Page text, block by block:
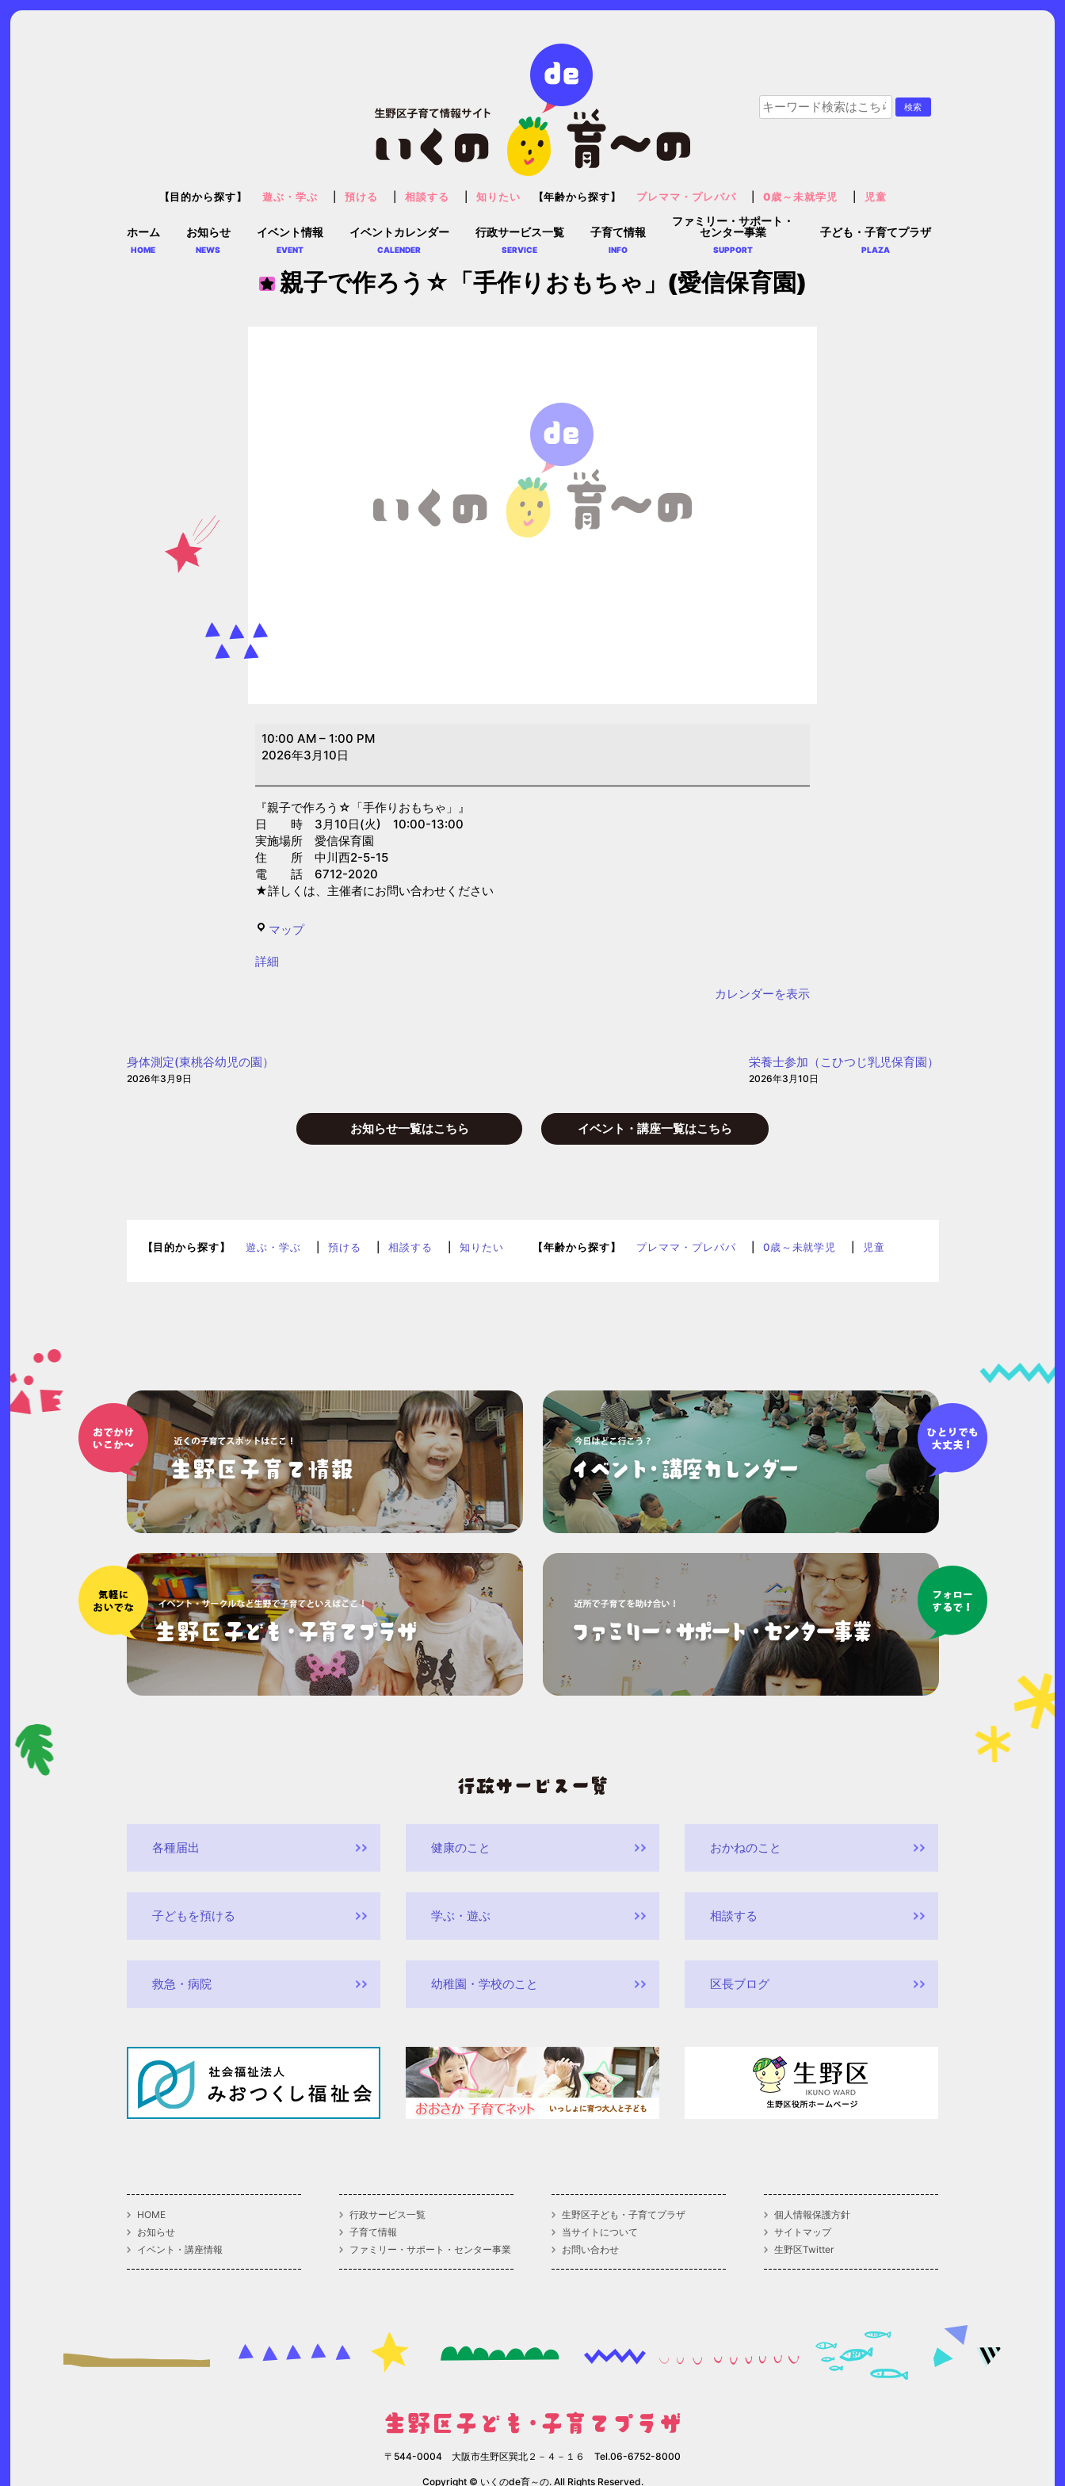
ホーム
HOME
お知らせ
NEWS
イベント情報
EVENT
イベントカレンダー
CALENDER
行政サービス一覧
SERVICE
子育て情報
INFO
ファミリー・サポート・
センター事業
SUPPORT
子ども・子育てプラザ
PLAZA
【目的から探す】 遊ぶ・学ぶ 預ける 相談する 知りたい 【年齢から探す】 プレママ・プレパパ 0歳～未就学児 児童
親子で作ろう☆「手作りおもちゃ」(愛信保育園)
親
子
ろ
う
☆「手
作
り
ち
育
10:00 AM – 1:00 PM
2026年3月10日
『親子で作ろう☆「手作りおもちゃ」』
日 時 3月10日(火) 10:00-13:00
実施場所 愛信保育園
住 所 中川西2-5-15
電 話 6712-2020
★詳しくは、主催者にお問い合わせください
マップ愛
{title}
詳細
カレンダーを表示
身体測定(東桃谷幼児の園）
2026年3月9日
栄養士参加（こひつじ乳児保育園）
2026年3月10日
お知らせ一覧はこちら イベント・講座一覧はこちら
【目的から探す】 遊ぶ・学ぶ 預ける 相談する 知りたい 【年齢から探す】 プレママ・プレパパ 0歳～未就学児 児童
各種届出 健康のこと おかねのこと
子どもを預ける 学ぶ・遊ぶ 相談する
救急・病院 幼稚園・学校のこと 区長ブログ
HOME
お知らせ
イベント・講座情報
行政サービス一覧
子育て情報
ファミリー・サポート・センター事業
生野区子ども・子育てプラザ
当サイトについて
お問い合わせ
個人情報保護方針
サイトマップ
生野区Twitter
〒544-0004 大阪市生野区巽北２－４－１６ Tel.06-6752-8000
Copyright © いくのde育～の. All Rights Reserved.